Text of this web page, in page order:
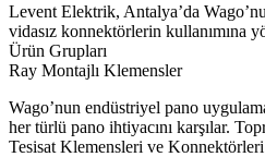
Levent Elektrik, Antalya’da
vidasız konnektörlerin kullanımına
Ürün Grupları
Ray Montajlı Klemensler
Wago’nun endüstriyel pano
her türlü pano ihtiyacını karşılar.
Tesisat Klemensleri ve Konnektörleri